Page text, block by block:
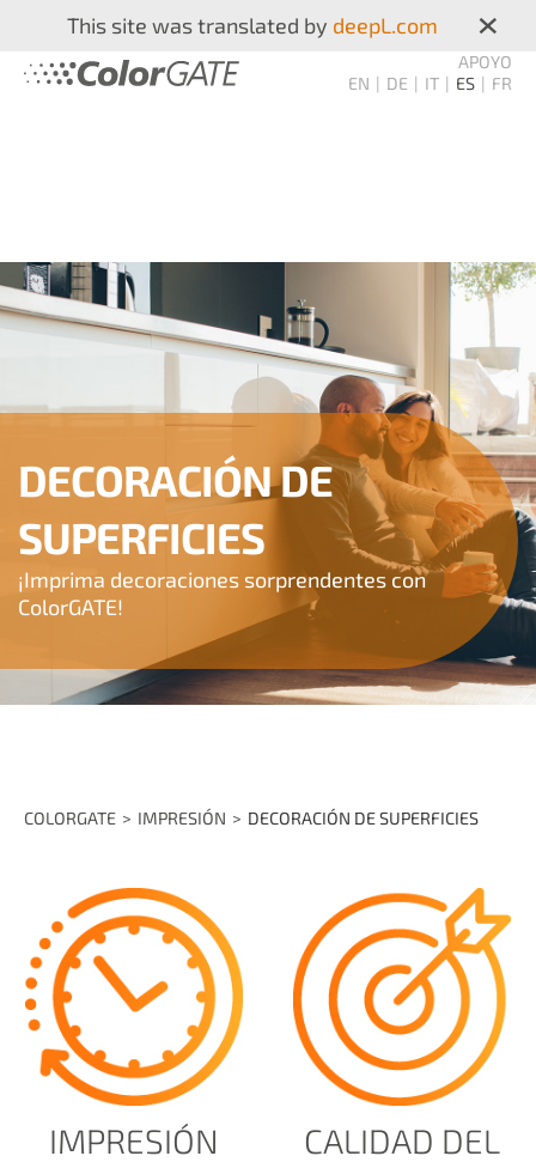
This site was translated by deepL.com ×
APOYO
EN
DE IT ES FR
DECORACIÓN DE
SUPERFICIES
¡Imprima decoraciones sorprendentes con
ColorGATE!
COLORGATE IMPRESIÓN DECORACIÓN DE SUPERFICIES
IMPRESIÓN
CALIDAD DEL